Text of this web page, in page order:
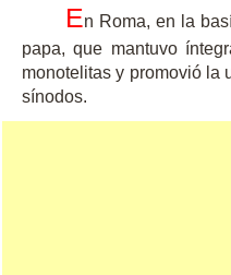
En Roma, en la
papa, que mantuvo
monotelitas y promovió la
sínodos.